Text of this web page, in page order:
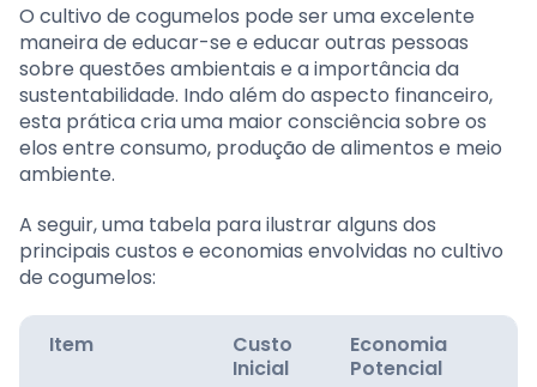
O cultivo de cogumelos pode ser uma excelente
maneira de educar-se e educar outras pessoas
sobre questões ambientais e a importância da
sustentabilidade. Indo além do aspecto financeiro,
esta prática cria uma maior consciência sobre os
elos entre consumo, produção de alimentos e meio
ambiente.
A seguir, uma tabela para ilustrar alguns dos
principais custos e economias envolvidas no cultivo
de cogumelos:
Item
Custo
Inicial
Economia
Potencial